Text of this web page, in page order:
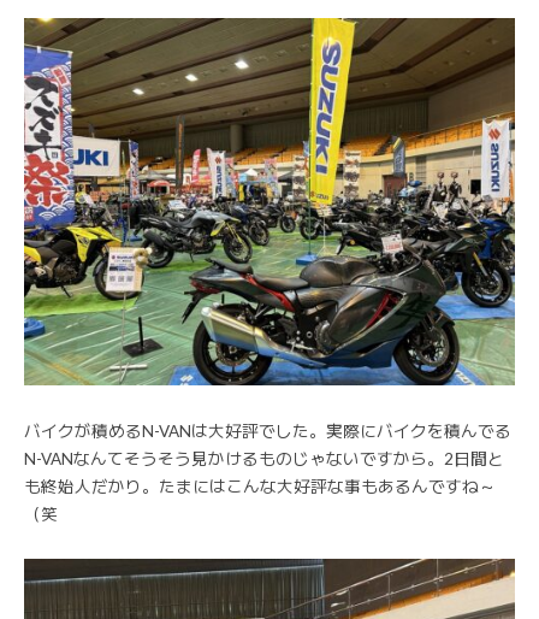
バイクが積めるN-VANは大好評でした。実際にバイクを積んでる
N-VANなんてそうそう見かけるものじゃないですから。2日間と
も終始人だかり。たまにはこんな大好評な事もあるんですね～
（笑